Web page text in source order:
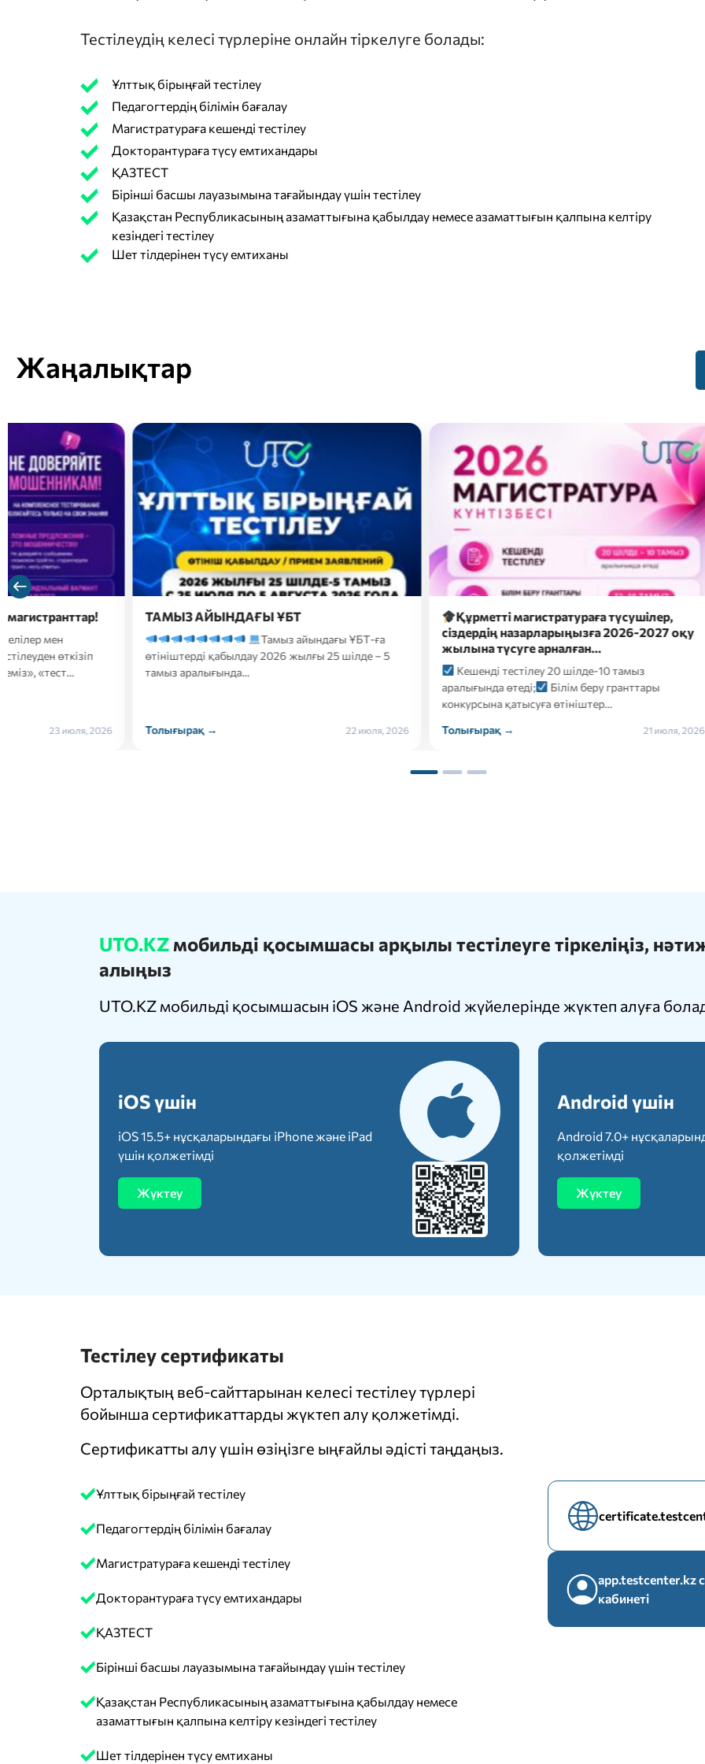
Тестілеудің келесі түрлеріне онлайн тіркелуге болады:
Ұлттық бірыңғай тестілеу
Педагогтердің білімін бағалау
Магистратураға кешенді тестілеу
Докторантураға түсу емтихандары
ҚАЗТЕСТ
Бірінші басшы лауазымына тағайындау үшін тестілеу
Қазақстан Республикасының азаматтығына қабылдау немесе азаматтығын қалпына келтіру
кезіндегі тестілеу
Шет тілдерінен түсу емтиханы
Жаңалықтар
ТАМЫЗ АЙЫНДАҒЫ ҰБТ
Тамыз айындағы ҰБТ-ға
өтініштерді қабылдау 2026 жылғы 25 шілде – 5
тамыз аралығында…
Толығырақ →
Құрметті магистратураға түсушілер,
сіздердің назарларыңызға 2026-2027 оқу
жылына түсуге арналған…
Кешенді тестілеу 20 шілде-10 тамыз
Білім беру гранттары
конкурсына қатысуға өтініштер…
Толығырақ →
2026 жылғы 26
түсуші
2026 жылғы 26
үміткерлер үшін
ҚАЗТЕСТ
Толығырақ →
UTO.KZ мобильді қосымшасы арқылы тестілеуге тіркеліңіз,
алыңыз
UTO.KZ мобильді қосымшасын iOS және Android жүйелерінде жүктеп алуға
iOS үшін
iOS 15.5+ нұсқаларындағы iPhone және iPad
үшін қолжетімді
Жүктеу
Android үшін
Android 7.0+
қолжетімді
Жүктеу
Тестілеу сертификаты
Орталықтың веб-сайттарынан келесі тестілеу түрлері
бойынша сертификаттарды жүктеп алу қолжетімді.
Сертификатты алу үшін өзіңізге ыңғайлы әдісті таңдаңыз.
Ұлттық бірыңғай тестілеу
Педагогтердің білімін бағалау
Магистратураға кешенді тестілеу
Докторантураға түсу емтихандары
ҚАЗТЕСТ
Бірінші басшы лауазымына тағайындау үшін тестілеу
Қазақстан Республикасының азаматтығына қабылдау немесе
азаматтығын қалпына келтіру кезіндегі тестілеу
Шет тілдерінен түсу емтиханы
app.testcenter.kz
кабинеті